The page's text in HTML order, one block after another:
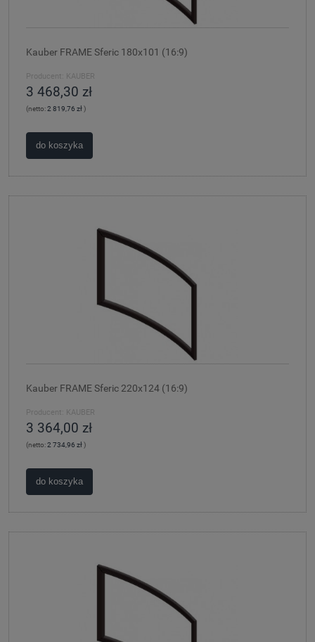
Kauber FRAME Sferic 180x101 (16:9)
Producent: KAUBER
3 468,30 zł
(netto:2 819,76 zł)
do koszyka
Kauber FRAME Sferic 220x124 (16:9)
Producent: KAUBER
3 364,00 zł
(netto:2 734,96 zł)
do koszyka